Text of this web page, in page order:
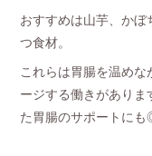
おすすめは山芋、か
つ食材。
これらは胃腸を温め
ージする働きがあり
た胃腸のサポートにも